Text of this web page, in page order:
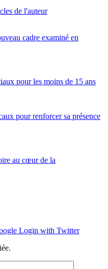
de l'auteur
cadre examiné en
pour les moins de 15 ans
pour renforcer sa présence
au cœur de la
Login with Twitter